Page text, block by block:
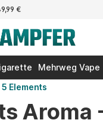
springen
€
Mehrweg Vape
5 Elements
Aroma